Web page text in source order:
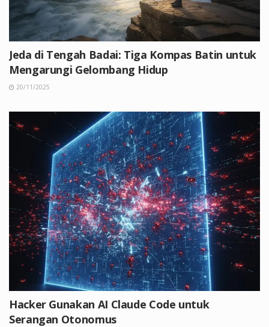
Jeda di Tengah Badai: Tiga Kompas Batin untuk
Mengarungi Gelombang Hidup
20/11/2025
Hacker Gunakan AI Claude Code untuk
Serangan Otonomus